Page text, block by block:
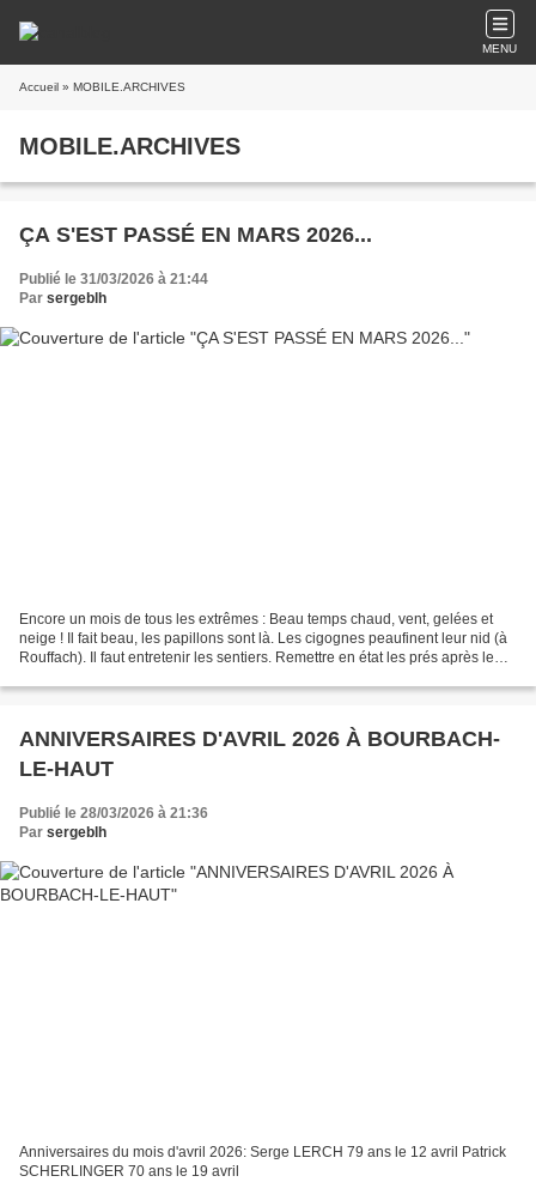
MENU
Accueil » MOBILE.ARCHIVES
MOBILE.ARCHIVES
ÇA S'EST PASSÉ EN MARS 2026...
Publié le 31/03/2026 à 21:44
Par sergeblh
Encore un mois de tous les extrêmes : Beau temps chaud, vent, gelées et
neige ! Il fait beau, les papillons sont là. Les cigognes peaufinent leur nid (à
Rouffach). Il faut entretenir les sentiers. Remettre en état les prés après le
ANNIVERSAIRES D'AVRIL 2026 À BOURBACH-
LE-HAUT
Publié le 28/03/2026 à 21:36
Par sergeblh
Anniversaires du mois d'avril 2026: Serge LERCH 79 ans le 12 avril Patrick
SCHERLINGER 70 ans le 19 avril